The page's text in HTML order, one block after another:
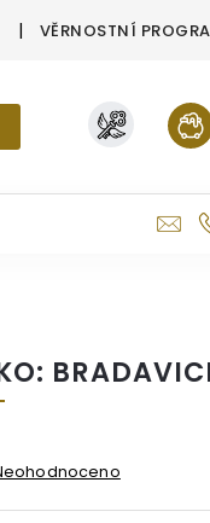
VĚRNOSTNÍ